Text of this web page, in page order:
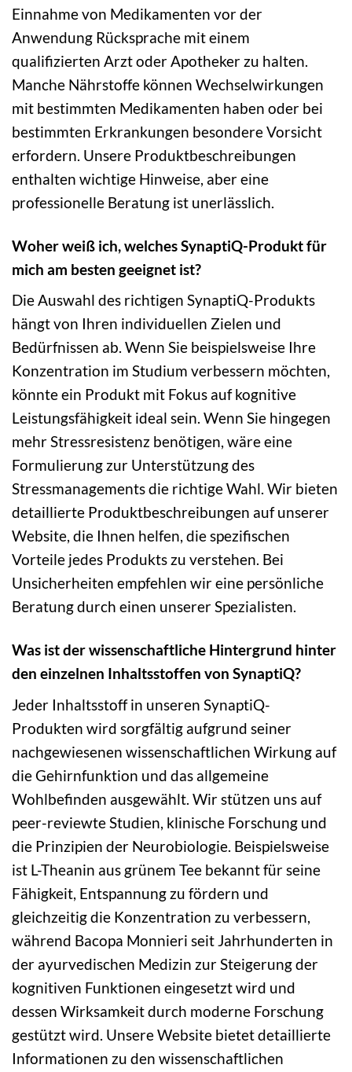
Einnahme von Medikamenten vor der
Anwendung Rücksprache mit einem
qualifizierten Arzt oder Apotheker zu halten.
Manche Nährstoffe können Wechselwirkungen
mit bestimmten Medikamenten haben oder bei
bestimmten Erkrankungen besondere Vorsicht
erfordern. Unsere Produktbeschreibungen
enthalten wichtige Hinweise, aber eine
professionelle Beratung ist unerlässlich.
Woher weiß ich, welches SynaptiQ-Produkt für
mich am besten geeignet ist?
Die Auswahl des richtigen SynaptiQ-Produkts
hängt von Ihren individuellen Zielen und
Bedürfnissen ab. Wenn Sie beispielsweise Ihre
Konzentration im Studium verbessern möchten,
könnte ein Produkt mit Fokus auf kognitive
Leistungsfähigkeit ideal sein. Wenn Sie hingegen
mehr Stressresistenz benötigen, wäre eine
Formulierung zur Unterstützung des
Stressmanagements die richtige Wahl. Wir bieten
detaillierte Produktbeschreibungen auf unserer
Website, die Ihnen helfen, die spezifischen
Vorteile jedes Produkts zu verstehen. Bei
Unsicherheiten empfehlen wir eine persönliche
Beratung durch einen unserer Spezialisten.
Was ist der wissenschaftliche Hintergrund hinter
den einzelnen Inhaltsstoffen von SynaptiQ?
Jeder Inhaltsstoff in unseren SynaptiQ-
Produkten wird sorgfältig aufgrund seiner
nachgewiesenen wissenschaftlichen Wirkung auf
die Gehirnfunktion und das allgemeine
Wohlbefinden ausgewählt. Wir stützen uns auf
peer-reviewte Studien, klinische Forschung und
die Prinzipien der Neurobiologie. Beispielsweise
ist L-Theanin aus grünem Tee bekannt für seine
Fähigkeit, Entspannung zu fördern und
gleichzeitig die Konzentration zu verbessern,
während Bacopa Monnieri seit Jahrhunderten in
der ayurvedischen Medizin zur Steigerung der
kognitiven Funktionen eingesetzt wird und
dessen Wirksamkeit durch moderne Forschung
gestützt wird. Unsere Website bietet detaillierte
Informationen zu den wissenschaftlichen